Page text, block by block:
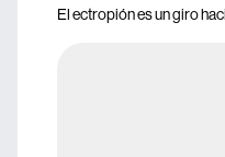
El ectropión es un giro